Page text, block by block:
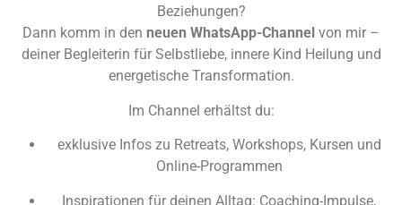
Beziehungen?
Dann komm in den neuen WhatsApp-Channel von mir –
deiner Begleiterin für Selbstliebe, innere Kind Heilung und
energetische Transformation.
Im Channel erhältst du:
exklusive Infos zu Retreats, Workshops, Kursen und
Online-Programmen
Inspirationen für deinen Alltag: Coaching-Impulse,